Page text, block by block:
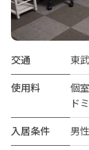
交通
東
使用料
個
ド
入居条件
男